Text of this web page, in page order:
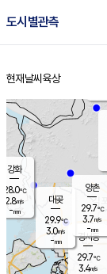
도시별관측
홈
현재날씨 육상
경서동
29.7℃
3.4m/s
대곶
29.9℃
3.0m/s
-mm
양촌
29.7℃
3.7m/s
-mm
강화
28.0℃
2.8m/s
-mm